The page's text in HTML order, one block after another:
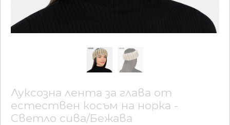
Луксозна лента за глава от
естествен косъм на норка -
Светло сива/Бежава